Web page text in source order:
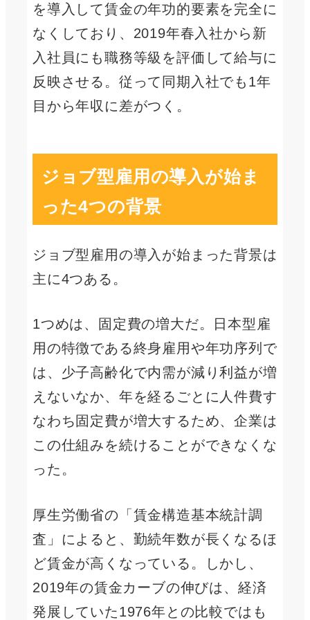
を導入して賃金の年功的要素を完全に
なくしており、2019年春入社から新
入社員にも職務等級を評価して給与に
反映させる。従って同期入社でも1年
目から年収に差がつく。
ジョブ型雇用の導入が始ま
った4つの背景
ジョブ型雇用の導入が始まった背景は
主に4つある。
1つめは、固定費の増大だ。日本型雇
用の特徴である終身雇用や年功序列で
は、少子高齢化で内需が減り利益が増
えないなか、年を経るごとに人件費す
なわち固定費が増大するため、企業は
この仕組みを続けることができなくな
った。
厚生労働省の「賃金構造基本統計調
査」によると、勤続年数が長くなるほ
ど賃金が高くなっている。しかし、
2019年の賃金カーブの伸びは、経済
発展していた1976年との比較ではも